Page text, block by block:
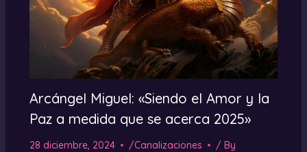
Arcángel Miguel: «Siendo el Amor y la
Paz a medida que se acerca 2025»
28 diciembre, 2024 /Canalizaciones
/ By